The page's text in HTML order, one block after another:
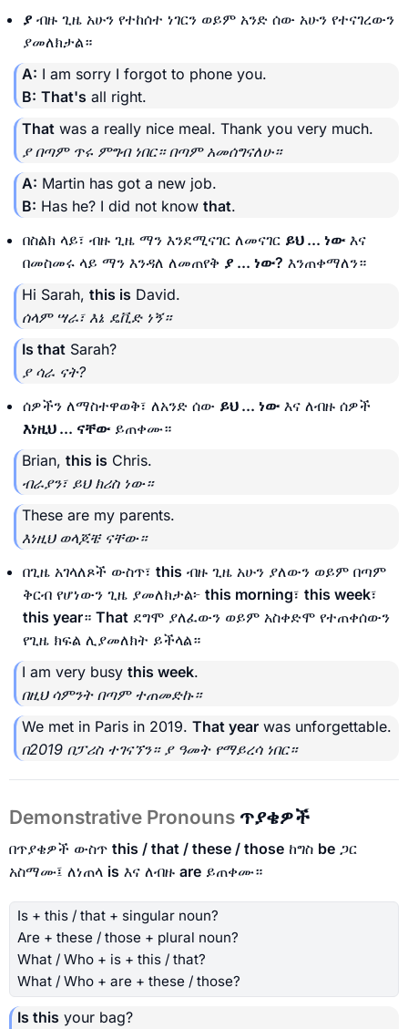
ያ ብዙ ጊዜ አሁን የተከሰተ ነገርን ወይም አንድ ሰው አሁን የተናገረውን
ያመለክታል።
A: I am sorry I forgot to phone you.
B: That's all right.
That was a really nice meal. Thank you very much.
ያ በጣም ጥሩ ምግብ ነበር። በጣም አመሰግናለሁ።
A: Martin has got a new job.
B: Has he? I did not know that.
በስልክ ላይ፣ ብዙ ጊዜ ማን እንደሚናገር ለመናገር ይህ ... ነውእና
በመስመሩ ላይ ማን እንዳለ ለመጠየቅ ያ ... ነው? እንጠቀማለን።
Hi Sarah, this is David.
ሰላም ሣራ፣ እኔ ዴቪድ ነኝ።
Is that Sarah?
ያ ሳራ ናት?
ሰዎችን ለማስተዋወቅ፣ ለአንድ ሰው ይህ ... ነውእና ለብዙ ሰዎች
እነዚህ ... ናቸውይጠቀሙ።
Brian, this is Chris.
ብራያን፣ ይህ ክሪስ ነው።
These are my parents.
እነዚህ ወላጆቼ ናቸው።
በጊዜ አገላለጾች ውስጥ፣ this ብዙ ጊዜ አሁን ያለውን ወይም በጣም
ቅርብ የሆነውን ጊዜ ያመለክታል፦ this morning፣ this week፣
this year። That ደግሞ ያለፈውን ወይም አስቀድሞ የተጠቀሰውን
የጊዜ ክፍል ሊያመለክት ይችላል።
I am very busy this week.
በዚህ ሳምንት በጣም ተጠመድኩ።
We met in Paris in 2019. That year was unforgettable.
በ2019 በፓሪስ ተገናኘን። ያ ዓመት የማይረሳ ነበር።
Demonstrative Pronouns ጥያቄዎች
በጥያቄዎች ውስጥ this / that / these / those ከግስ be ጋር
አስማሙ፤ ለነጠላ is እና ለብዙ are ይጠቀሙ።
Is + this / that + singular noun?
Are + these / those + plural noun?
What / Who + is + this / that?
What / Who + are + these / those?
Is this your bag?